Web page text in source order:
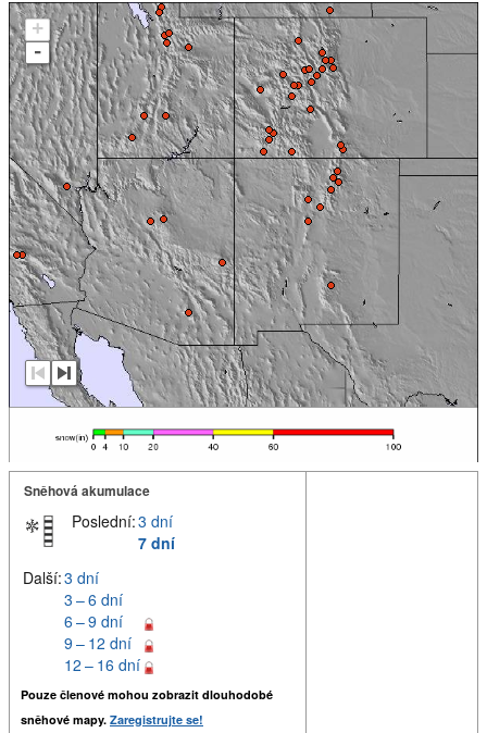
+
-
Sněhová akumulace
Poslední:3 dní
7 dní
Další:3 dní
3 – 6 dní
6 – 9 dní
9 – 12 dní
12 – 16 dní
Pouze členové mohou zobrazit dlouhodobé
sněhové mapy. Zaregistrujte se!